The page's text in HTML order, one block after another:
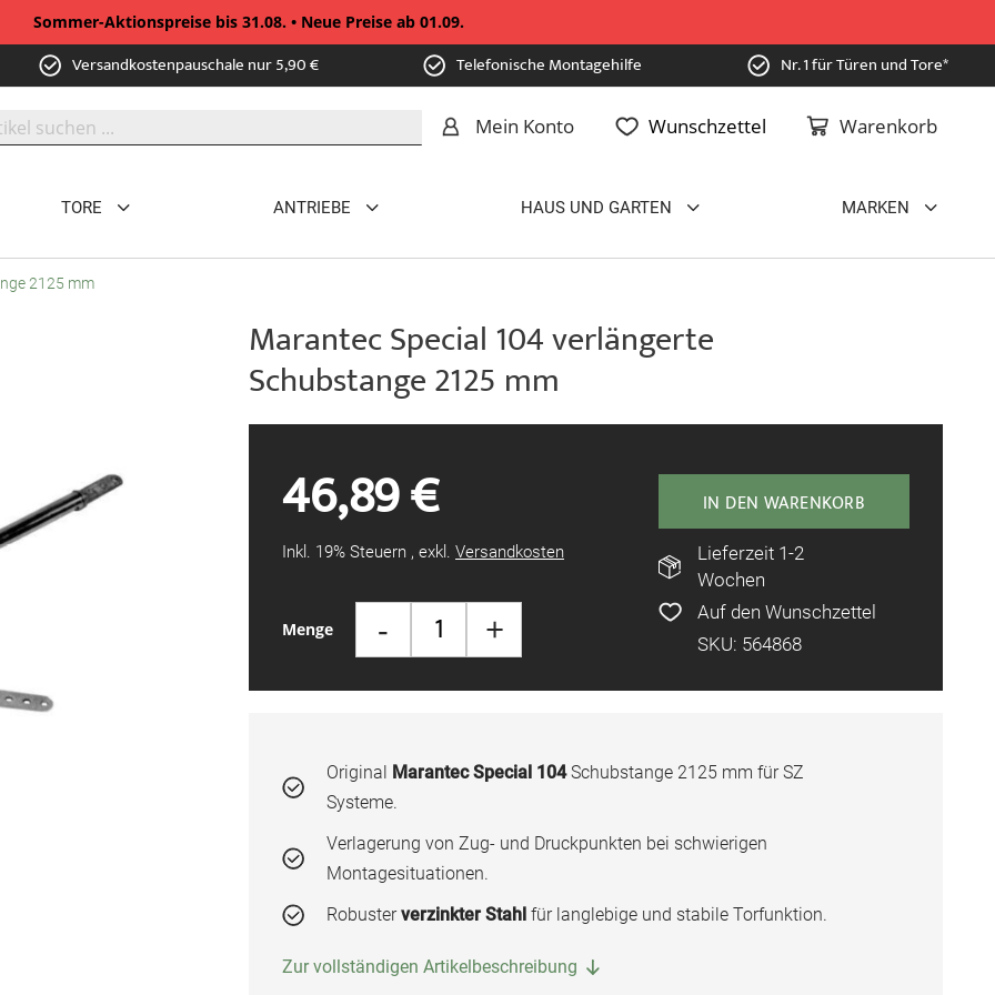
Sommer-Aktionspreise bis 31.08. • Neue Preise ab 01.09.
Versandkostenpauschale nur 5,90 € Telefonische Montagehilfe Nr. 1 für Türen und Tore*
Warenkorb
Mein Konto Wunschzettel
TORE ANTRIEBE HAUS UND GARTEN MARKEN
2125 mm
Marantec Special 104 verlängerte
Schubstange 2125 mm
Menge - +
46,89 €
Inkl. 19% Steuern , exkl. Versandkosten
IN DEN WARENKORB
Lieferzeit 1-2
Wochen
Auf den Wunschzettel
SKU: 564868
Original Marantec Special 104Schubstange 2125 mm für SZ
Systeme.
Verlagerung von Zug- und Druckpunkten bei schwierigen
Montagesituationen.
Robusterverzinkter Stahl für langlebige und stabile Torfunktion.
Zur vollständigen Artikelbeschreibung